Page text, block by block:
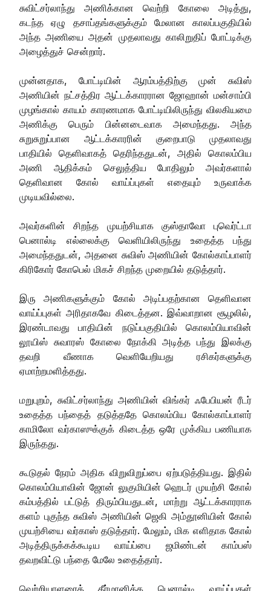
சுவிட்சர்லாந்து அணிக்கான வெற்றி கோலை அடித்து,
கடந்த ஏழு தசாப்தங்களுக்கும் மேலான காலப்பகுதியில்
அந்த அணியை அதன் முதலாவது காலிறுதிப் போட்டிக்கு
அழைத்துச் சென்றார்.
முன்னதாக, போட்டியின் ஆரம்பத்திற்கு முன் சுவிஸ்
அணியின் நட்சத்திர ஆட்டக்காரரான ஜோஹான் மன்சாம்பி
முழங்கால் காயம் காரணமாக போட்டியிலிருந்து விலகியமை
அணிக்கு பெரும் பின்னடைவாக அமைந்தது. அந்த
சுறுசுறுப்பான ஆட்டக்காரரின் குறைபாடு முதலாவது
பாதியில் தெளிவாகத் தெரிந்ததுடன், அதில் கொலம்பிய
அணி ஆதிக்கம் செலுத்திய போதிலும் அவர்களால்
தெளிவான கோல் வாய்ப்புகள் எதையும் உருவாக்க
முடியவில்லை.
அவர்களின் சிறந்த முயற்சியாக குஸ்தாவோ புவெர்ட்டா
பெனால்டி எல்லைக்கு வெளியிலிருந்து உதைத்த பந்து
அமைந்ததுடன், அதனை சுவிஸ் அணியின் கோல்காப்பாளர்
கிரிகோர் கோபெல் மிகச் சிறந்த முறையில் தடுத்தார்.
இரு அணிகளுக்கும் கோல் அடிப்பதற்கான தெளிவான
வாய்ப்புகள் அரிதாகவே கிடைத்தன. இவ்வாறான சூழலில்,
இரண்டாவது பாதியின் நடுப்பகுதியில் கொலம்பியாவின்
லூயிஸ் சுவாரஸ் கோலை நோக்கி அடித்த பந்து இலக்கு
தவறி வீணாக வெளியேறியது ரசிகர்களுக்கு
ஏமாற்றமளித்தது.
மறுபுறம், சுவிட்சர்லாந்து அணியின் விங்கர் ஃபேபியன் ரீடர்
உதைத்த பந்தைத் தடுத்ததே கொலம்பிய கோல்காப்பாளர்
காமிலோ வர்காஸுக்குக் கிடைத்த ஒரே முக்கிய பணியாக
இருந்தது.
கூடுதல் நேரம் அதிக விறுவிறுப்பை ஏற்படுத்தியது. இதில்
கொலம்பியாவின் ஜோன் லுகுமியின் ஹெடர் முயற்சி கோல்
கம்பத்தில் பட்டுத் திரும்பியதுடன், மாற்று ஆட்டக்காரராக
களம் புகுந்த சுவிஸ் அணியின் ஜெகி அம்தூனியின் கோல்
முயற்சியை வர்காஸ் தடுத்தார். மேலும், மிக எளிதாக கோல்
அடித்திருக்கக்கூடிய வாய்ப்பை ஜமிண்டன் காம்பஸ்
தவறவிட்டு பந்தை மேலே உதைத்தார்.
வெற்றியாளரைத் தீர்மானிக்க பெனால்டி வாய்ப்புகள்